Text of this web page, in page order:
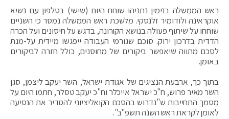
ראש הממשלה בנימין נתניהו שוחח היום (שישי) בטלפון עם נשיא
אוקראינה ולודומיר זלנסקי. מלשכת ראש הממשלה נמסר כי השניים
שוחחו על שיתוף פעולה בנושא הקורונה, בדגש על חיסונים ועל הכרה
הדדית בדרכון ירוק. סוכם שגורמי העבודה ייפגשו מיידית על-מנת
לסכם מתווה שיאפשר ביקורים של מחוסנים, כולל חזרה לביקורים
באומן.
בתוך כך, ארבעת הנציגים של אגודת ישראל, השר יעקב ליצמן, סגן
השר מאיר פרוש, ח"כ ישראל אייכלר וח"כ יעקב טסלר, חתמו היום על
מסמך התחייבות ש"נדרוש בהסכם הקואליציוני להסדיר את הנסיעה
לאומן לקראת ראש השנה תשפ"ב".